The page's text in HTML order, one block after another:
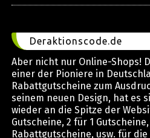
Deraktionscode.de
Aber nicht nur Online-Shops!
einer der Pioniere in
Rabattgutscheine zum
seinem neuen Design, hat es
wieder an die Spitze der
Gutscheine, 2 für 1
Rabattgutscheine, usw. für